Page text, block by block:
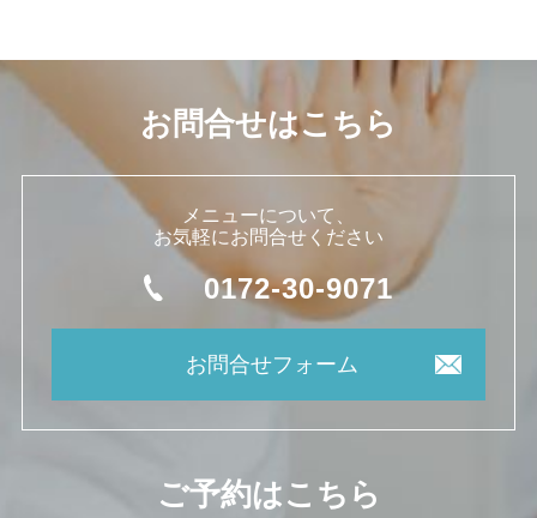
お問合せはこちら
メニューについて、
お気軽にお問合せください
0172-30-9071
お問合せフォーム
ご予約はこちら